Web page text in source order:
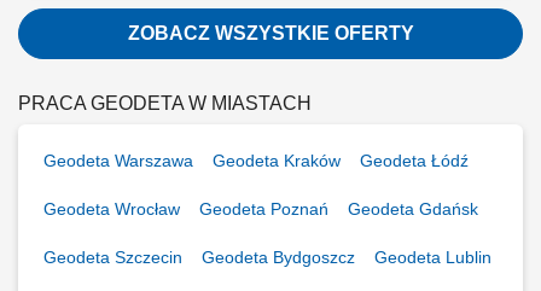
księgowych, kadrowych i serwisowych; Koordynacja komunikacji w
oddziale (przekazywanie/zbieranie informacji, sporządzanie pism itp.)
Rozliczanie delegacji, prowadzenie ewidencji czasu pracy
ZOBACZ WSZYSTKIE OFERTY
PRACA GEODETA W MIASTACH
Geodeta Warszawa Geodeta Kraków Geodeta Łódź
Geodeta Wrocław Geodeta Poznań Geodeta Gdańsk
Geodeta Szczecin Geodeta Bydgoszcz Geodeta Lublin